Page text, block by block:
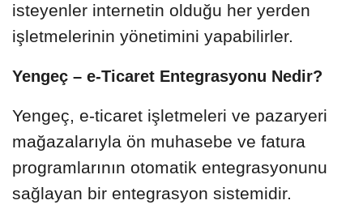
isteyenler internetin olduğu her yerden
işletmelerinin yönetimini yapabilirler.
Yengeç – e-Ticaret Entegrasyonu Nedir?
Yengeç, e-ticaret işletmeleri ve pazaryeri
mağazalarıyla ön muhasebe ve fatura
programlarının otomatik entegrasyonunu
sağlayan bir entegrasyon sistemidir.